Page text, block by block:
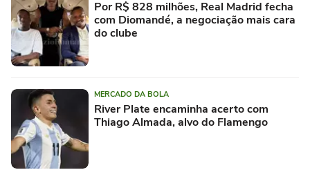
Por R$ 828 milhões, Real Madrid fecha
com Diomandé, a negociação mais cara
do clube
MERCADO DA BOLA
River Plate encaminha acerto com
Thiago Almada, alvo do Flamengo